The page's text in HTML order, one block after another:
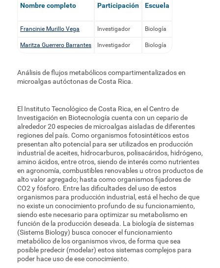
Nombre completo Participación Escuela
Francinie Murillo Vega Investigador Biología
Maritza Guerrero Barrantes Investigador Biología
Análisis de flujos metabólicos compartimentalizados en
microalgas autóctonas de Costa Rica.
El Instituto Tecnológico de Costa Rica, en el Centro de
Investigación en Biotecnología cuenta con un cepario de
alrededor 20 especies de microalgas aisladas de diferentes
regiones del país. Como organismos fotosintéticos estos
presentan alto potencial para ser utilizados en producción
industrial de aceites, hidrocarburos, polisacáridos, hidrógeno,
amino ácidos, entre otros, siendo de interés como nutrientes
en agronomía, combustibles renovables u otros productos de
alto valor agregado; hasta como organismos fijadores de
CO2 y fósforo. Entre las dificultades del uso de estos
organismos para producción industrial, está el hecho de que
no existe un conocimiento profundo de su funcionamiento,
siendo este necesario para optimizar su metabolismo en
función de la producción deseada. La biología de sistemas
(Sistems Biology) busca conocer el funcionamiento
metabólico de los organismos vivos, de forma que sea
posible predecir (modelar) estos sistemas complejos para
poder hace uso de ese conocimiento.